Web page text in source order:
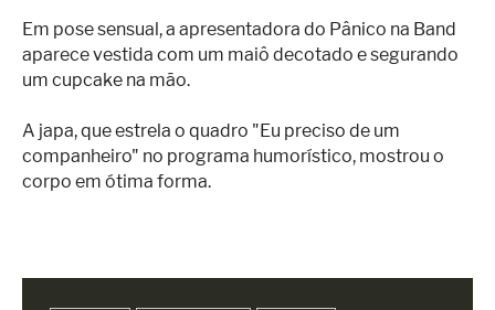
Em pose sensual, a apresentadora do Pânico na Band
aparece vestida com um maiô decotado e segurando
um cupcake na mão.
A japa, que estrela o quadro "Eu preciso de um
companheiro" no programa humorístico, mostrou o
corpo em ótima forma.